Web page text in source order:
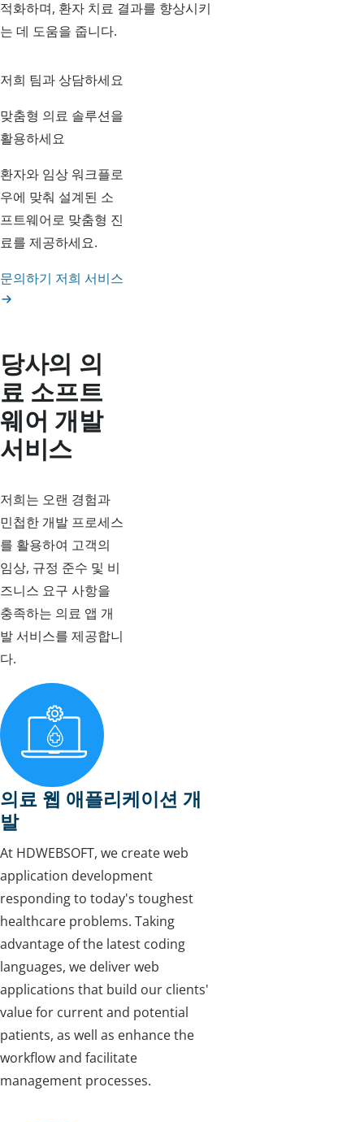
적화하며, 환자 치료 결과를 향상시키
는 데 도움을 줍니다.
저희 팀과 상담하세요
맞춤형 의료 솔루션을
활용하세요
환자와 임상 워크플로
우에 맞춰 설계된 소
프트웨어로 맞춤형 진
료를 제공하세요.
문의하기 저희 서비스
당사의 의
료 소프트
웨어 개발
서비스
저희는 오랜 경험과
민첩한 개발 프로세스
를 활용하여 고객의
임상, 규정 준수 및 비
즈니스 요구 사항을
충족하는 의료 앱 개
발 서비스를 제공합니
다.
의료 웹 애플리케이션 개
발
At HDWEBSOFT, we create web
application development
responding to today's toughest
healthcare problems. Taking
advantage of the latest coding
languages, we deliver web
applications that build our clients'
value for current and potential
patients, as well as enhance the
workflow and facilitate
management processes.